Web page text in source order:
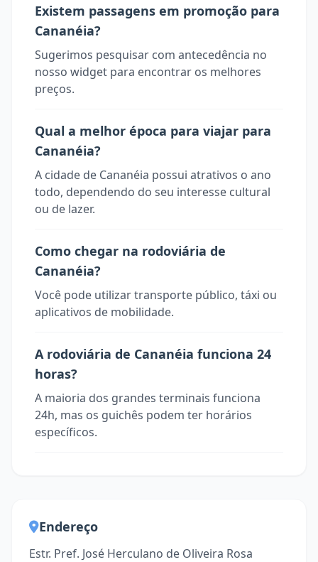
Existem passagens em promoção para
Cananéia?
Sugerimos pesquisar com antecedência no
nosso widget para encontrar os melhores
preços.
Qual a melhor época para viajar para
Cananéia?
A cidade de Cananéia possui atrativos o ano
todo, dependendo do seu interesse cultural
ou de lazer.
Como chegar na rodoviária de
Cananéia?
Você pode utilizar transporte público, táxi ou
aplicativos de mobilidade.
A rodoviária de Cananéia funciona 24
horas?
A maioria dos grandes terminais funciona
24h, mas os guichês podem ter horários
específicos.
Endereço
Estr. Pref. José Herculano de Oliveira Rosa